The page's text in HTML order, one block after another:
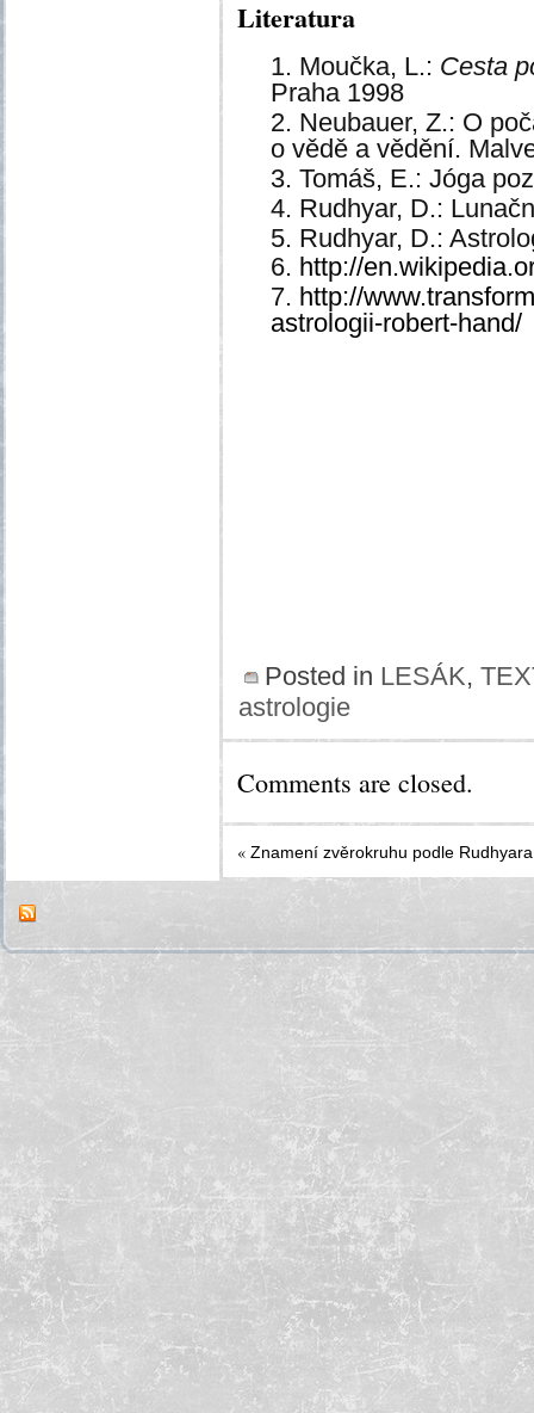
Literatura
Moučka, L.: Cesta
Praha 1998
Neubauer, Z.: O
o vědě a vědění.
Tomáš, E.: Jóga
Rudhyar, D.:
Rudhyar, D.:
http://
http://
astrologii-robert-hand/
Posted in LESÁK,
astrologie
Comments are closed.
« Znamení zvěrokruhu podle Rudhyara